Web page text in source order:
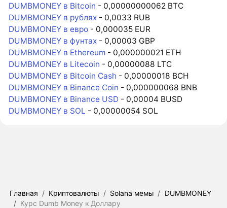
DUMBMONEY в Bitcoin - 0,00000000062 BTC
DUMBMONEY в рублях - 0,0033 RUB
DUMBMONEY в евро - 0,000035 EUR
DUMBMONEY в фунтах - 0,00003 GBP
DUMBMONEY в Ethereum - 0,000000021 ETH
DUMBMONEY в Litecoin - 0,00000088 LTC
DUMBMONEY в Bitcoin Cash - 0,00000018 BCH
DUMBMONEY в Binance Coin - 0,000000068 BNB
DUMBMONEY в Binance USD - 0,00004 BUSD
DUMBMONEY в SOL - 0,00000054 SOL
Главная / Криптовалюты / Solana мемы / DUMBMONEY
/ Курс Dumb Money к Доллару